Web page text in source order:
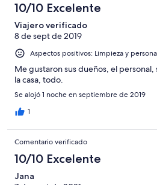
10/10 Excelente
Viajero verificado
8 de sept de 2019
Aspectos positivos: Limpieza y
Me gustaron sus dueños, el
la casa, todo.
Se alojó 1 noche en septiembre de 2019
1
Comentario verificado
10/10 Excelente
Jana